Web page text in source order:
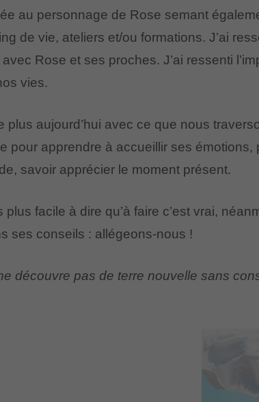
au personnage de Rose semant
de vie, ateliers et/ou formations. J’ai
Rose et ses proches. J’ai ressenti
vies.
plus aujourd’hui avec ce que nous
pour apprendre à accueillir ses
savoir apprécier le moment présent.
plus facile à dire qu’à faire c’est vrai,
ses conseils : allégeons-nous !
découvre pas de terre nouvelle sans